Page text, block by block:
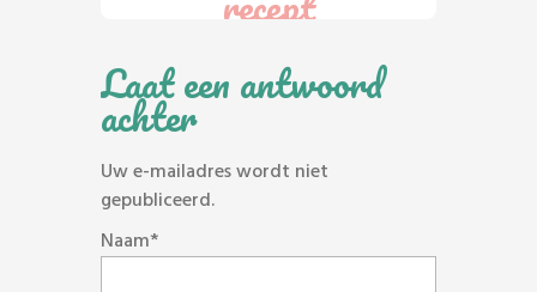
Laat een antwoord
achter
Uw e-mailadres wordt niet
gepubliceerd.
Naam*